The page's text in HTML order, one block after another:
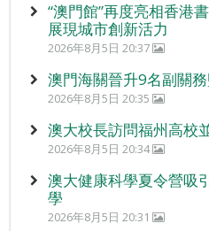
“澳門館”再度亮相香港
展現城市創新活力
2026年8月5日 20:37
澳門海關晉升9名副關
2026年8月5日 20:35
澳大校長訪問福州高校
2026年8月5日 20:34
澳大健康科學夏令營吸
學
2026年8月5日 20:31